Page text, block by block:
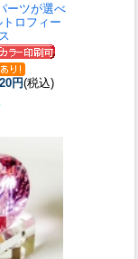
ーツが選べ
ロフィー
円(税込)